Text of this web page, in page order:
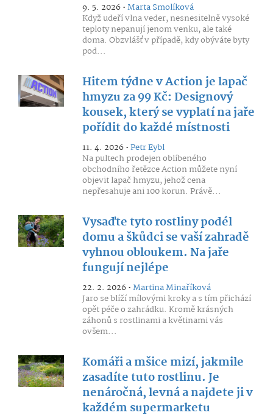
9. 5. 2026 •Marta Smolíková
Když udeří vlna veder, nesnesitelně vysoké
teploty nepanují jenom venku, ale také
doma. Obzvlášť v případě, kdy obýváte byty
pod...
Hitem týdne v Action je lapač
hmyzu za 99 Kč: Designový
kousek, který se vyplatí na jaře
pořídit do každé místnosti
11. 4. 2026 •Petr Eybl
Na pultech prodejen oblíbeného
obchodního řetězce Action můžete nyní
objevit lapač hmyzu, jehož cena
nepřesahuje ani 100 korun. Právě...
Vysaďte tyto rostliny podél
domu a škůdci se vaší zahradě
vyhnou obloukem. Na jaře
fungují nejlépe
22. 2. 2026 •Martina Minaříková
Jaro se blíží mílovými kroky a s tím přichází
opět péče o zahrádku. Kromě krásných
záhonů s rostlinami a květinami vás
ovšem...
Komáři a mšice mizí, jakmile
zasadíte tuto rostlinu. Je
nenáročná, levná a najdete ji v
každém supermarketu